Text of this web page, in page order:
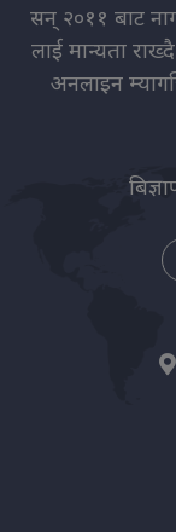
सन् २०११ बाट
लाई मान्यता
अनलाइन